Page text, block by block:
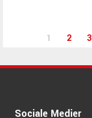
1 2 3
Sociale Medier